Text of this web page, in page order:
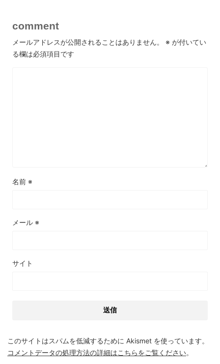
comment
メールアドレスが公開されることはありません。 ※ が付いてい
る欄は必須項目です
名前 ※
メール ※
サイト
このサイトはスパムを低減するために Akismet を使っています。
コメントデータの処理方法の詳細はこちらをご覧ください。